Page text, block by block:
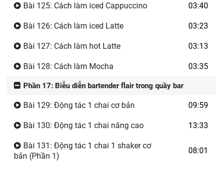
Bài 125: Cách làm iced Cappuccino 03:40
Bài 126: Cách làm iced Latte 03:23
Bài 127: Cách làm hot Latte 03:13
Bài 128: Cách làm Mocha 03:35
Phần 17: Biễu diễn bartender flair trong quầy bar
Bài 129: Động tác 1 chai cơ bản 09:59
Bài 130: Động tác 1 chai nâng cao 13:33
Bài 131: Động tác 1 chai 1 shaker cơ
bản (Phần 1)
08:01